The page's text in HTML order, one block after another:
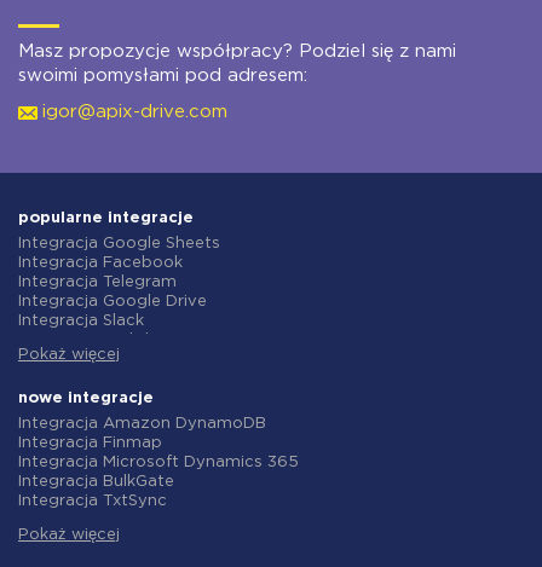
Masz propozycje współpracy? Podziel się z nami
swoimi pomysłami pod adresem:
igor@apix-drive.com
popularne integracje
Integracja Google Sheets
Integracja Facebook
Integracja Telegram
Integracja Google Drive
Integracja Slack
Integracja Gmail
Integracja ClickUp
Integracja Airtable
Integracja Google Contacts
Integracja OpenAI (ChatGPT)
Integracja Instagram
Integracja ActiveCampaign
Integracja Salesforce CRM
Pokaż więcej
nowe integracje
Integracja Amazon DynamoDB
Integracja Finmap
Integracja Microsoft Dynamics 365
Integracja BulkGate
Integracja TxtSync
Integracja Corezoid
Pokaż więcej